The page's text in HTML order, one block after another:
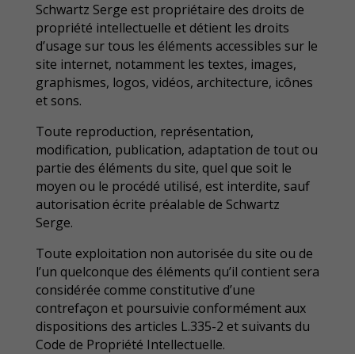
Schwartz Serge est propriétaire des droits de
propriété intellectuelle et détient les droits
d’usage sur tous les éléments accessibles sur le
site internet, notamment les textes, images,
graphismes, logos, vidéos, architecture, icônes
et sons.
Toute reproduction, représentation,
modification, publication, adaptation de tout ou
partie des éléments du site, quel que soit le
moyen ou le procédé utilisé, est interdite, sauf
autorisation écrite préalable de Schwartz
Serge.
Toute exploitation non autorisée du site ou de
l’un quelconque des éléments qu’il contient sera
considérée comme constitutive d’une
contrefaçon et poursuivie conformément aux
dispositions des articles L.335-2 et suivants du
Code de Propriété Intellectuelle.